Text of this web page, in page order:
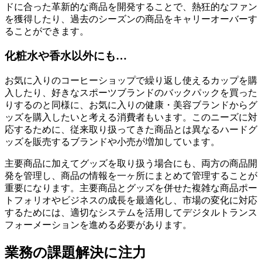
ドに合った革新的な商品を開発することで、熱狂的なファン
を獲得したり、過去のシーズンの商品をキャリーオーバーす
ることができます。
化粧水や香水以外にも…
お気に入りのコーヒーショップで繰り返し使えるカップを購
入したり、好きなスポーツブランドのバックパックを買った
りするのと同様に、お気に入りの健康・美容ブランドからグ
ッズを購入したいと考える消費者もいます。このニーズに対
応するために、従来取り扱ってきた商品とは異なるハードグ
ッズを販売するブランドや小売が増加しています。
主要商品に加えてグッズを取り扱う場合にも、両方の商品開
発を管理し、商品の情報を一ヶ所にまとめて管理することが
重要になります。主要商品とグッズを併せた複雑な商品ポー
トフォリオやビジネスの成長を最適化し、市場の変化に対応
するためには、適切なシステムを活用してデジタルトランス
フォーメーションを進める必要があります。
業務の課題解決に注力